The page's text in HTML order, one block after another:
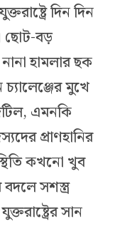
দিন দিন
ছোট-বড়
নানা হামলার ছক
চ্যালেঞ্জের মুখে
এমনকি
প্রাণহানির
কখনো খুব
সশস্ত্র
সান